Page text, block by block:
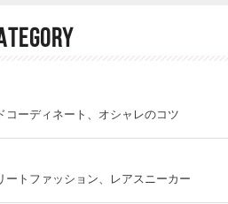
コーディネート、オシャレのコツ
ートファッション、レアスニーカー